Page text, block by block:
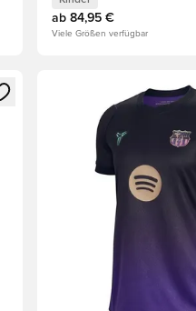
ab 84,95 €
Viele Größen verfügbar
oder Registrieren als
Öffnet ein neues